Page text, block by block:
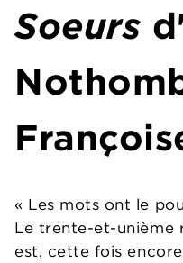
Soeurs
« Les mots ont le
Le trente-et-unième
est, cette fois